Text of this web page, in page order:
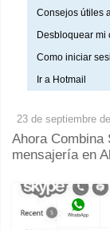
Consejos útiles
Desbloquear mi
Como iniciar
Ir a Hotmail
23 de septiembre
Ahora
mensajería en